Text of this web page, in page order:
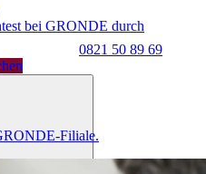
0821 50 89 69
Filiale.